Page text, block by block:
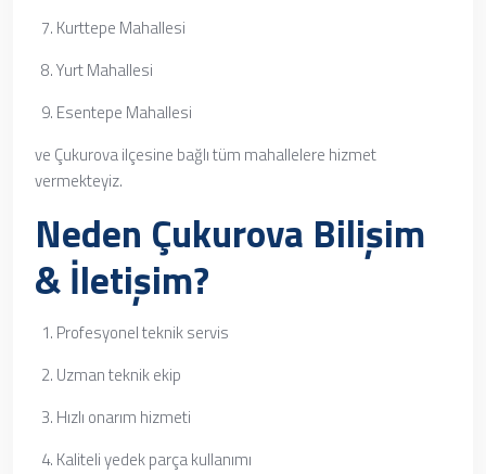
Kurttepe Mahallesi
Yurt Mahallesi
Esentepe Mahallesi
ve Çukurova ilçesine bağlı tüm mahallelere hizmet
vermekteyiz.
Neden Çukurova Bilişim
& İletişim?
Profesyonel teknik servis
Uzman teknik ekip
Hızlı onarım hizmeti
Kaliteli yedek parça kullanımı